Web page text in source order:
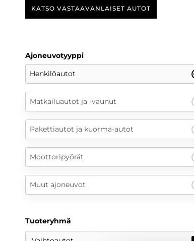
KATSO VASTAAVANLAISET AUTOT
Ajoneuvotyyppi
Henkilöautot
Matkailuautot ja -vaunut
Pakettiautot ja kuorma-autot
Moottoripyörät
Muut ajoneuvot
Tuoteryhmä